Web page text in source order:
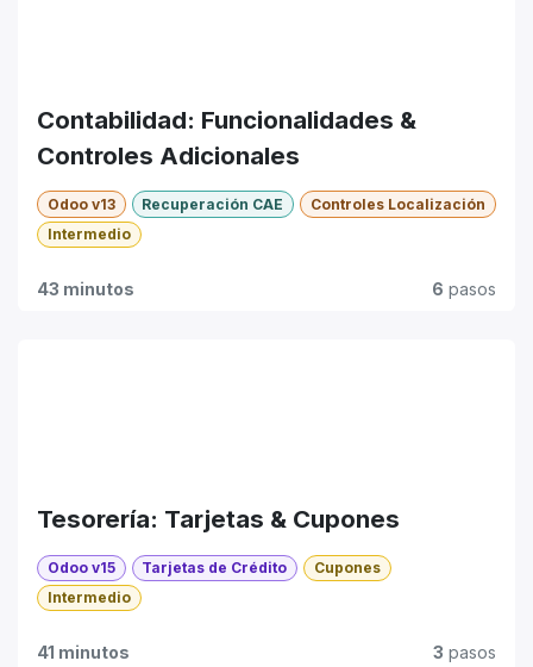
Contabilidad: Funcionalidades &
Controles Adicionales
Odoo v13 Recuperación CAE
Controles Localización
Intermedio
43 minutos 6 pasos
Tesorería: Tarjetas & Cupones
Odoo v15 Tarjetas de Crédito
Cupones
Intermedio
41 minutos 3 pasos